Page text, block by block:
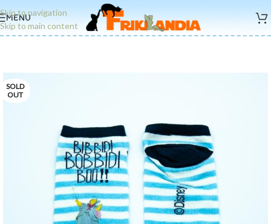
Skip to navigation
Skip to main content
MENU
SOLD
OUT